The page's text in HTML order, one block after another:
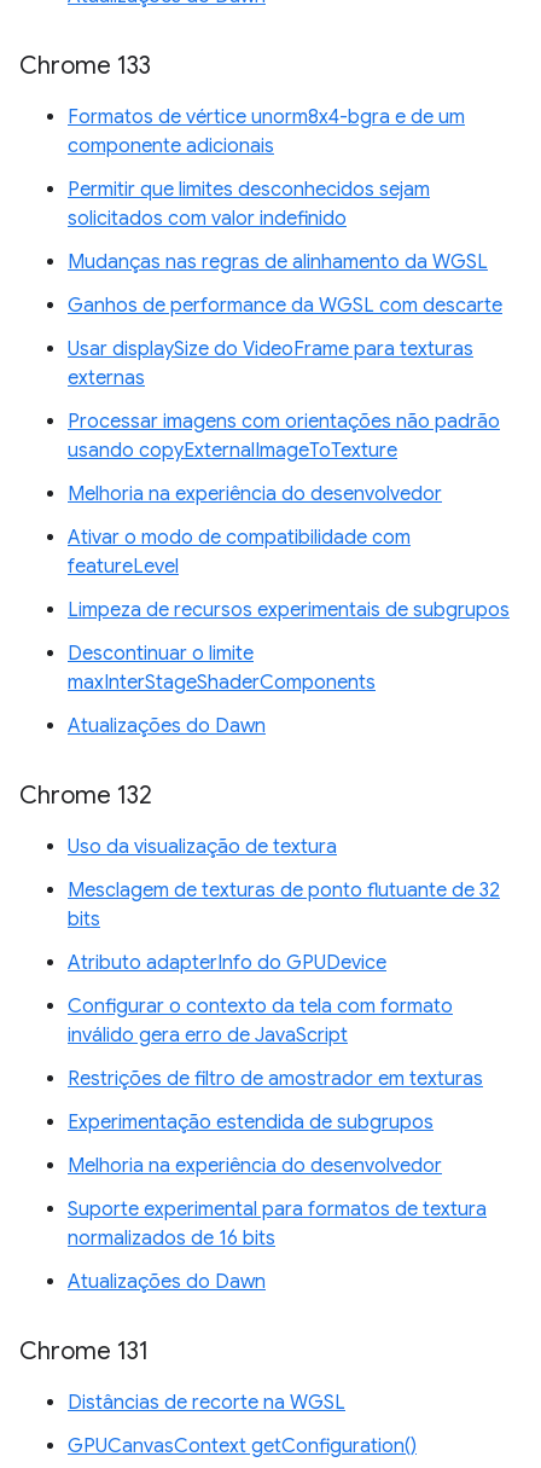
Chrome 133
Formatos de vértice unorm8x4-bgra e de um
componente adicionais
Permitir que limites desconhecidos sejam
solicitados com valor indefinido
Mudanças nas regras de alinhamento da WGSL
Ganhos de performance da WGSL com descarte
Usar displaySize do VideoFrame para texturas
externas
Processar imagens com orientações não padrão
usando copyExternalImageToTexture
Melhoria na experiência do desenvolvedor
Ativar o modo de compatibilidade com
featureLevel
Limpeza de recursos experimentais de subgrupos
Descontinuar o limite
maxInterStageShaderComponents
Atualizações do Dawn
Chrome 132
Uso da visualização de textura
Mesclagem de texturas de ponto flutuante de 32
bits
Atributo adapterInfo do GPUDevice
Configurar o contexto da tela com formato
inválido gera erro de JavaScript
Restrições de filtro de amostrador em texturas
Experimentação estendida de subgrupos
Melhoria na experiência do desenvolvedor
Suporte experimental para formatos de textura
normalizados de 16 bits
Atualizações do Dawn
Chrome 131
Distâncias de recorte na WGSL
GPUCanvasContext getConfiguration()